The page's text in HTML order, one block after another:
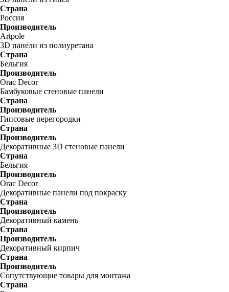
Страна
Россия
Производитель
Artpole
3D панели из полиуретана
Страна
Бельгия
Производитель
Orac Decor
Бамбуковые стеновые панели
Страна
Производитель
Гипсовые перегородки
Страна
Производитель
Декоративные 3D стеновые панели
Страна
Бельгия
Производитель
Orac Decor
Декоративные панели под покраску
Страна
Производитель
Декоративный камень
Страна
Производитель
Декоративный кирпич
Страна
Производитель
Сопутствующие товары для монтажа
Страна